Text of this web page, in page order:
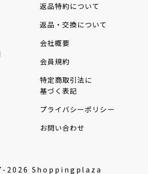
返品特約について
返品・交換について
会社概要
会員規約
特定商取引法に
基づく表記
プライバシーポリシー
お問い合わせ
2026 Shoppingplaza